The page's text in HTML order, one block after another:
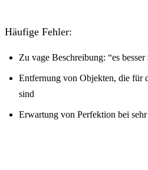
Häufige Fehler:
Zu vage Beschreibung: “es besser
Entfernung von Objekten, die für
sind
Erwartung von Perfektion bei